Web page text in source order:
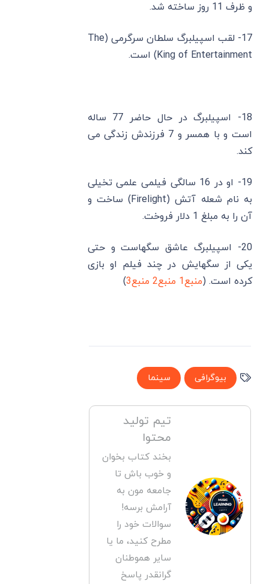
و ظرف 11 روز ساخته شد.
17- لقب اسپیلبرگ سلطان سرگرمی (The
King of Entertainment) است.
18- اسپیلبرگ در حال حاضر 77 ساله
است و با همسر و 7 فرزندش زندگی می
کند.
19- او در 16 سالگی فیلمی علمی تخیلی
به نام شعله آتش (Firelight) ساخت و
آن را به مبلغ 1 دلار فروخت.
20- اسپیلبرگ عاشق سگهاست و حتی
یکی از سگهایش در چند فیلم او بازی
کرده است. (منبع1 منبع2 منبع3 )
بیوگرافی سینما
تیم تولید
محتوا
بخند کتاب بخوان
و خوب باش تا
جامعه مون به
آرامش برسه!
سوالات خود را
مطرح کنید، ما یا
سایر هموطنان
گرانقدر پاسخ